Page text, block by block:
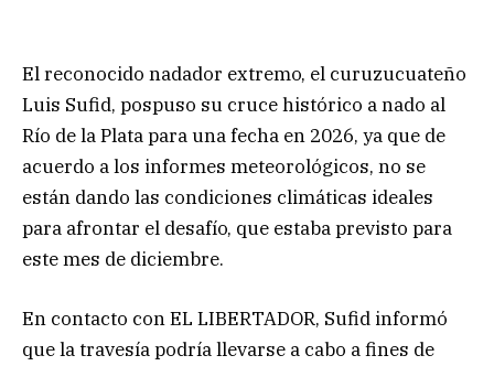
El reconocido nadador extremo, el curuzucuateño
Luis Sufid, pospuso su cruce histórico a nado al
Río de la Plata para una fecha en 2026, ya que de
acuerdo a los informes meteorológicos, no se
están dando las condiciones climáticas ideales
para afrontar el desafío, que estaba previsto para
este mes de diciembre.
En contacto con EL LIBERTADOR, Sufid informó
que la travesía podría llevarse a cabo a fines de